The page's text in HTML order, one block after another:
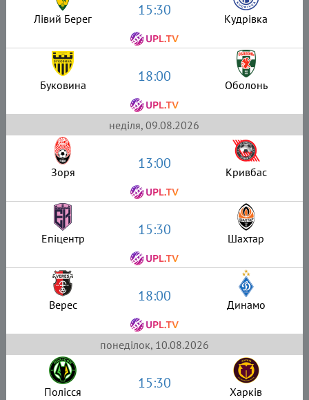
Лівий Берег 15:30 Кудрівка
Буковина 18:00 Оболонь
неділя, 09.08.2026
Зоря 13:00 Кривбас
Епіцентр 15:30 Шахтар
Верес 18:00 Динамо
понеділок, 10.08.2026
Полісся 15:30 Харків